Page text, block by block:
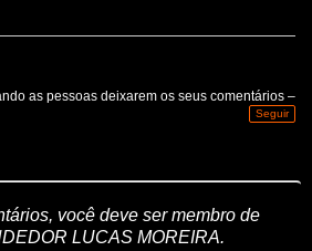
as pessoas deixarem os seus comentários –
Seguir
você deve ser membro de
LUCAS MOREIRA.